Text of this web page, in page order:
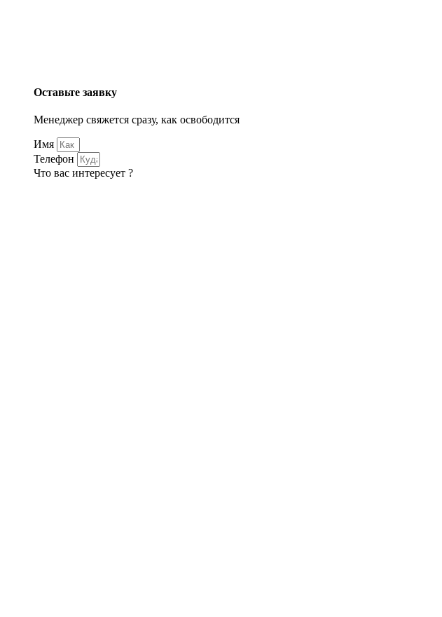
Оставьте заявку
Менеджер свяжется сразу, как освободится
Имя
Телефон
Что вас интересует ?